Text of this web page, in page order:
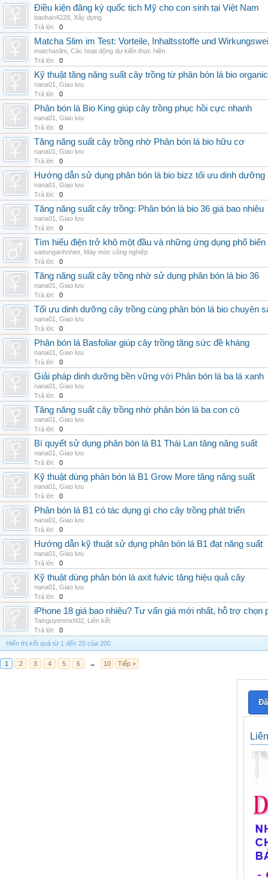
Điều kiện đăng ký quốc tịch Mỹ cho con sinh tại Việt Nam
baohan4228 Xây dựng
Trả lời:
0
Matcha Slim im Test: Vorteile, Inhaltsstoffe und
matchaslim Các hoạt động dự kiến thực hiện
Trả lời:
0
Kỹ thuật tăng năng suất cây trồng từ phân bón lá bio organic
nana01
Giao lưu
Trả lời:
0
Phân bón lá Bio King giúp cây trồng phục hồi cực nhanh
nana01
Giao lưu
Trả lời:
0
Tăng năng suất cây trồng nhờ Phân bón lá bio hữu cơ
nana01
Giao lưu
Trả lời:
0
Hướng dẫn sử dụng phân bón lá bio bizz tối ưu dinh dưỡng
nana01
Giao lưu
Trả lời:
0
Tăng năng suất cây trồng: Phân bón lá bio 36 giá bao nhiêu
nana01
Giao lưu
Trả lời:
0
Tìm hiểu điện trở khô một đầu và những ứng dụng phổ
vattunganhnhiet Máy móc công nghiệp
Trả lời:
0
Tăng năng suất cây trồng nhờ sử dụng phân bón lá bio 36
nana01
Giao lưu
Trả lời:
0
Tối ưu dinh dưỡng cây trồng cùng phân bón lá bio chuyên
nana01
Giao lưu
Trả lời:
0
Phân bón lá Basfoliar giúp cây trồng tăng sức đề kháng
nana01
Giao lưu
Trả lời:
0
Giải pháp dinh dưỡng bền vững với Phân bón lá ba lá xanh
nana01
Giao lưu
Trả lời:
0
Tăng năng suất cây trồng nhờ phân bón lá ba con cò
nana01
Giao lưu
Trả lời:
0
Bí quyết sử dụng phân bón lá B1 Thái Lan tăng năng suất
nana01
Giao lưu
Trả lời:
0
Kỹ thuật dùng phân bón lá B1 Grow More tăng năng suất
nana01
Giao lưu
Trả lời:
0
Phân bón lá B1 có tác dụng gì cho cây trồng phát triển
nana01
Giao lưu
Trả lời:
0
Hướng dẫn kỹ thuật sử dụng phân bón lá B1 đạt năng suất
nana01
Giao lưu
Trả lời:
0
Kỹ thuật dùng phân bón lá axit fulvic tăng hiệu quả cây
nana01
Giao lưu
Trả lời:
0
iPhone 18 giá bao nhiêu? Tư vấn giá mới nhất, hỗ trợ chọn
Tainguyenmxh02 Liên kết
Trả lời:
0
Hiển thị kết quả từ 1 đến 20 của 200
1 2 3 4 5 6 → 10 Tiếp >